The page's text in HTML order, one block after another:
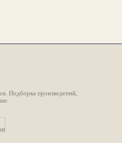
Подборка произведений,